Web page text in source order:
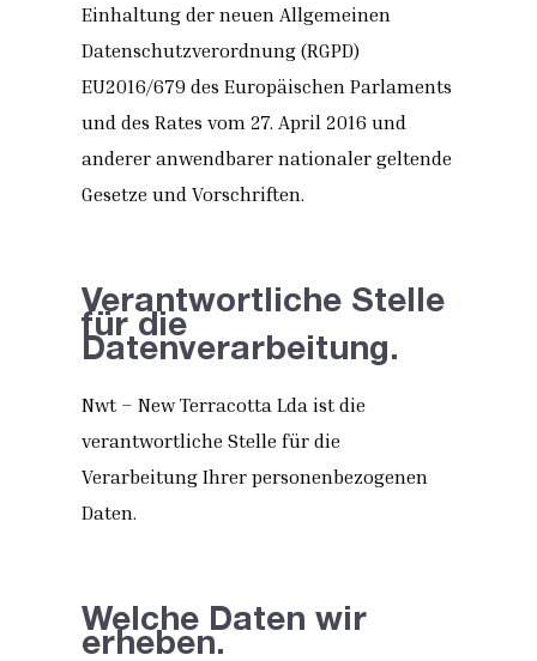
Einhaltung der neuen Allgemeinen
Datenschutzverordnung (RGPD)
EU2016/679 des Europäischen Parlaments
und des Rates vom 27. April 2016 und
anderer anwendbarer nationaler geltende
Gesetze und Vorschriften.
Verantwortliche Stelle
für die
Datenverarbeitung.
Nwt – New Terracotta Lda ist die
verantwortliche Stelle für die
Verarbeitung Ihrer personenbezogenen
Daten.
Welche Daten wir
erheben.